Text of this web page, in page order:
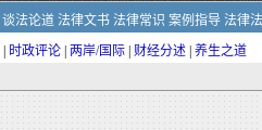
谈法论道 法律文书 法律常识 案例指导 法律
时政评论 两岸/国际 财经分述 养生之道